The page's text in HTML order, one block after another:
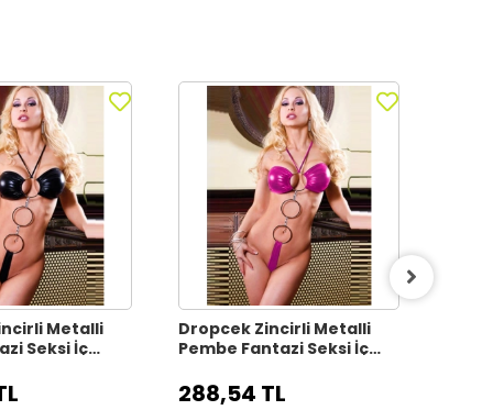
Metalli
Seksi İç
Dropcek Zincirli Metalli
Pembe Fantazi Seksi İç
288,54 TL